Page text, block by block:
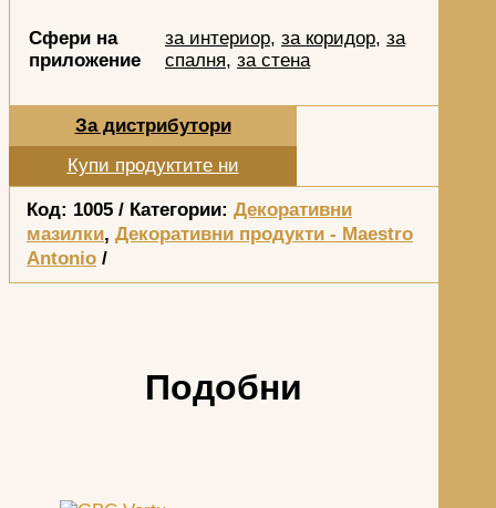
Сфери на
приложение
за интериор, за коридор, за
спалня, за стена
За дистрибутори
Купи продуктите ни
Код: 1005 Категории: Декоративни
мазилки, Декоративни продукти - Maestro
Antonio
Подобни